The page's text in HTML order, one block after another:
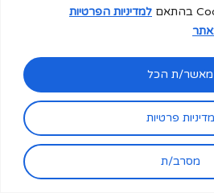
למדיניות הפרטיות
מדיניות פרטיות
מסרב/ת
מאשר/ת הכל